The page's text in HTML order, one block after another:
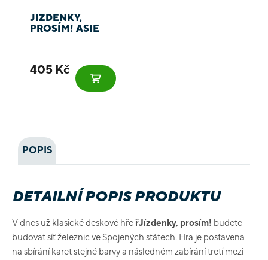
JÍZDENKY,
PROSÍM! ASIE
405 Kč
POPIS
DETAILNÍ POPIS PRODUKTU
V dnes už klasické deskové hřeřJízdenky, prosím! budete
budovat síť železnic ve Spojených státech. Hra je postavena
na sbírání karet stejné barvy a následném zabírání tretí mezi